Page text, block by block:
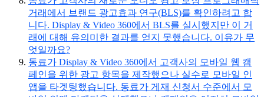
거래에서 브랜드 광고효과 연구(BLS)를 확인하려고 합
니다. Display & Video 360에서 BLS를 실시했지만 이 거
래에 대해 유의미한 결과를 얻지 못했습니다. 이유가 무
엇일까요?
동료가 Display & Video 360에서 고객사의 모바일 웹 캠
페인을 위한 광고 항목을 제작했으나 실수로 모바일 인
앱을 타겟팅했습니다. 동료가 게재 신청서 수준에서 모